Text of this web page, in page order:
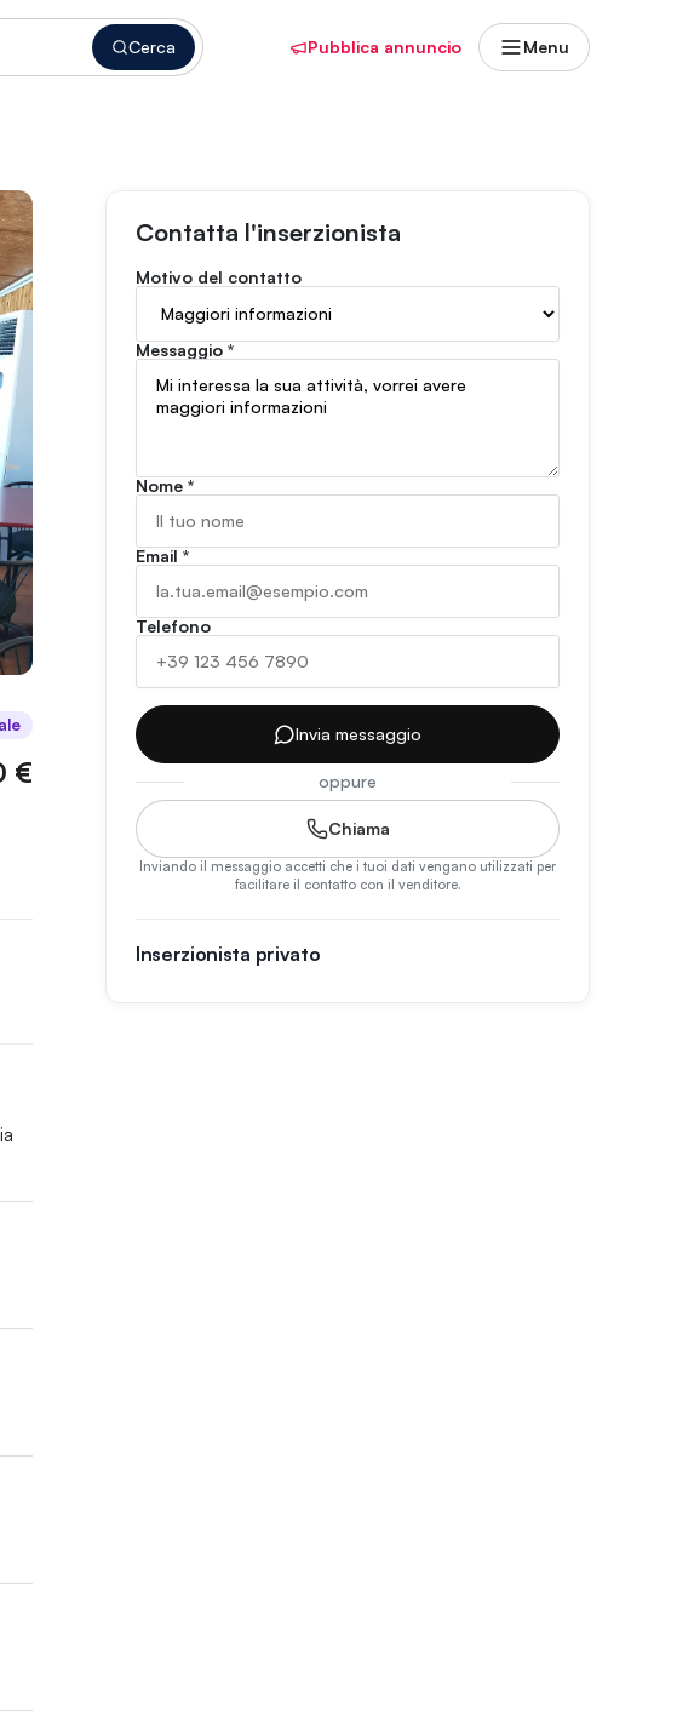
Cerca Pubblica annuncio Menu
€
Contatta l'inserzionista
Motivo del contatto
Messaggio *
Nome *
Email *
Telefono
Invia messaggio
oppure
Chiama
Inviando il messaggio accetti che i tuoi dati vengano utilizzati per
facilitare il contatto con il venditore.
Inserzionista privato